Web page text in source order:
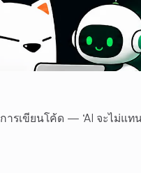
รเขียนโค้ด — ‘AI จะไม่